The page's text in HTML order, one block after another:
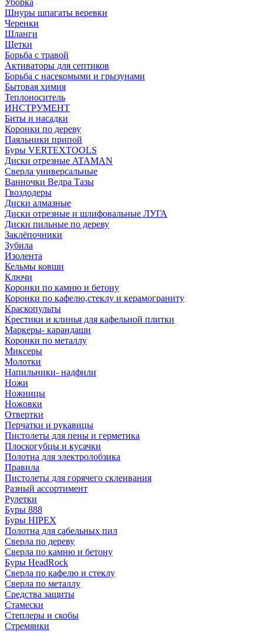
Уборка
Шнуры шпагаты веревки
Черенки
Шланги
Щетки
Борьба с травой
Активаторы для септиков
Борьба с насекомыми и грызунами
Бытовая химия
Теплоноситель
ИНСТРУМЕНТ
Биты и насадки
Коронки по дереву
Паяльники припой
Буры VERTEXTOOLS
Диски отрезные ATAMAN
Сверла универсальные
Ванночки Ведра Тазы
Гвоздодеры
Диски алмазные
Диски отрезные и шлифовальные ЛУГА
Диски пильные по дереву
Заклёпочники
Зубила
Изолента
Кельмы ковши
Ключи
Коронки по камню и бетону
Коронки по кафелю,стеклу и керамограниту
Краскопульты
Крестики и клинья для кафельной плитки
Маркеры- карандаши
Коронки по металлу
Миксеры
Молотки
Напильники- надфили
Ножи
Ножницы
Ножовки
Отвертки
Перчатки и рукавицы
Пистолеты для пены и герметика
Плоскогубцы и кусачки
Полотна для электролобзика
Правила
Пистолеты для горячего склеивания
Разный ассортимент
Рулетки
Буры 888
Буры HIPEX
Полотна для сабельных пил
Сверла по дереву
Сверла по камню и бетону
Буры HeadRock
Сверла по кафелю и стеклу
Сверла по металлу
Средства защиты
Стамески
Степлеры и скобы
Стремянки